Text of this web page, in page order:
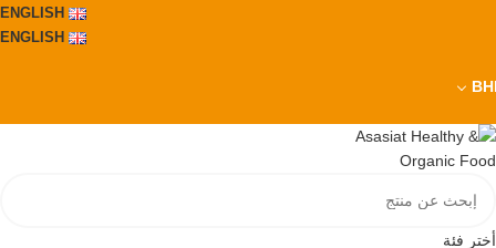
ENGLISH
ENGLISH
أختر فئة